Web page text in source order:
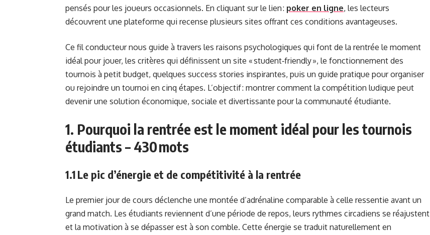
pensés pour les joueurs occasionnels. En cliquant sur le lien : poker en ligne, les lecteurs
découvrent une plateforme qui recense plusieurs sites offrant ces conditions avantageuses.
Ce fil conducteur nous guide à travers les raisons psychologiques qui font de la rentrée le moment
idéal pour jouer, les critères qui définissent un site « student‑friendly », le fonctionnement des
tournois à petit budget, quelques success stories inspirantes, puis un guide pratique pour organiser
ou rejoindre un tournoi en cinq étapes. L’objectif : montrer comment la compétition ludique peut
devenir une solution économique, sociale et divertissante pour la communauté étudiante.
1. Pourquoi la rentrée est le moment idéal pour les tournois
étudiants – 430 mots
1.1 Le pic d’énergie et de compétitivité à la rentrée
Le premier jour de cours déclenche une montée d’adrénaline comparable à celle ressentie avant un
grand match. Les étudiants reviennent d’une période de repos, leurs rythmes circadiens se réajustent
et la motivation à se dépasser est à son comble. Cette énergie se traduit naturellement en